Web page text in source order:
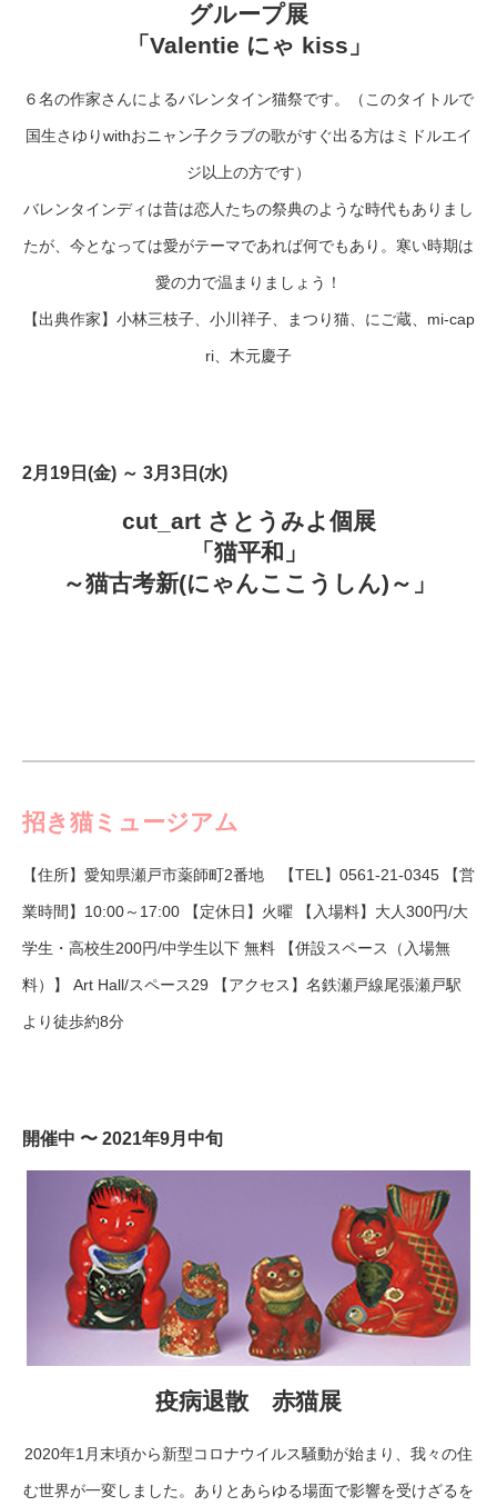
グループ展
「Valentie にゃ kiss」
６名の作家さんによるバレンタイン猫祭です。（このタイトルで
国生さゆりwithおニャン子クラブの歌がすぐ出る方はミドルエイ
ジ以上の方です）
バレンタインディは昔は恋人たちの祭典のような時代もありまし
たが、今となっては愛がテーマであれば何でもあり。寒い時期は
愛の力で温まりましょう！
【出典作家】小林三枝子、小川祥子、まつり猫、にご蔵、mi-cap
ri、木元慶子
2月19日(金) ～ 3月3日(水)
cut_art さとうみよ個展
「猫平和」
～猫古考新(にゃんここうしん)～」
招き猫ミュージアム
【住所】愛知県瀬戸市薬師町2番地 【TEL】0561-21-0345 【営
業時間】10:00～17:00 【定休日】火曜 【入場料】大人300円/大
学生・高校生200円/中学生以下 無料 【併設スペース（入場無
料）】 Art Hall/スペース29 【アクセス】名鉄瀬戸線尾張瀬戸駅
より徒歩約8分
開催中 〜 2021年9月中旬
疫病退散 赤猫展
2020年1月末頃から新型コロナウイルス騒動が始まり、我々の住
む世界が一変しました。ありとあらゆる場面で影響を受けざるを